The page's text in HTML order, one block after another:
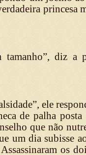
princesa
diz a
ele
de palha
que não
um dia subisse
os